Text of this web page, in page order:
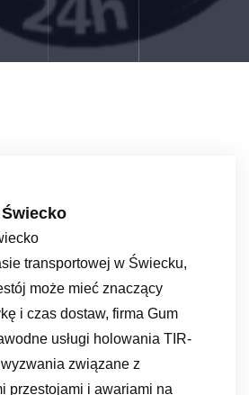
transportowej w Świecku,
może mieć znaczący
i czas dostaw, firma Gum
usługi holowania TIR-
związane z
przestojami i awariami na